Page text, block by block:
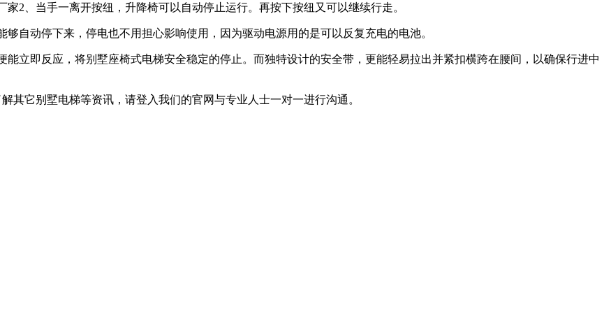
2、当手一离开按纽，升降椅可以自动停止运行。再按下按纽又可以继续行走。
自动停下来，停电也不用担心影响使用，因为驱动电源用的是可以反复充电的电池。
立即反应，将别墅座椅式电梯安全稳定的停止。而独特设计的安全带，更能轻易拉出并紧扣横跨在腰间，以确保行进中
其它别墅电梯等资讯，请登入我们的官网与专业人士一对一进行沟通。